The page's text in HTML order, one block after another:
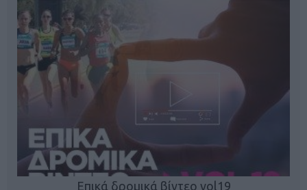
Επικά δρομικά βίντεο vol19